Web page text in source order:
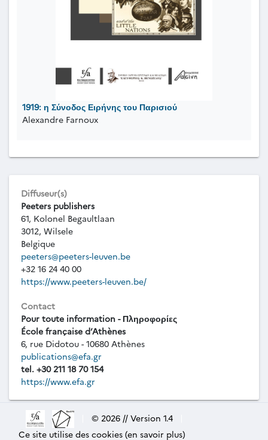
1919: η Σύνοδος Ειρήνης του Παρισιού
Alexandre Farnoux
Diffuseur(s)
Peeters publishers
61, Kolonel Begaultlaan
3012, Wilsele
Belgique
peeters@peeters-leuven.be
+32 16 24 40 00
https://www.peeters-leuven.be/
Contact
Pour toute information - Πληροφορίες
École française d’Athènes
6, rue Didotou - 10680 Athènes
publications@efa.gr
tel. +30 211 18 70 154
https://www.efa.gr
© 2026 // Version 1.4
Ce site utilise des cookies (en savoir plus)